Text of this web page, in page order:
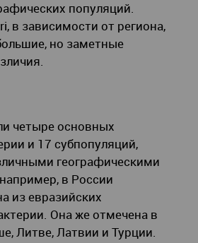
популяций.
в зависимости от региона,
но заметные
четыре основных
и 17 субпопуляций,
географическими
в России
из евразийских
Она же отмечена в
Литве, Латвии и Турции.